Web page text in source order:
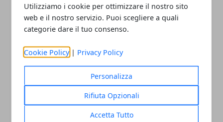
Utilizziamo i cookie per ottimizzare il nostro sito
web e il nostro servizio. Puoi scegliere a quali
categorie dare il tuo consenso.
Cookie Policy | Privacy Policy
Personalizza
Rifiuta Opzionali
Accetta Tutto
Facebook
TwitterWhatsapp